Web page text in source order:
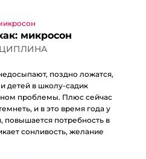
микросон
поздно ложатся,
детей в школу-садик
проблемы. Плюс сейчас
и в это время года у
повышается потребность в
сонливость, желание